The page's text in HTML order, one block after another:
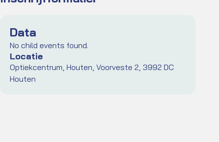
Data
No child events found.
Locatie
Optiekcentrum, Houten, Voorveste 2, 3992 DC
Houten